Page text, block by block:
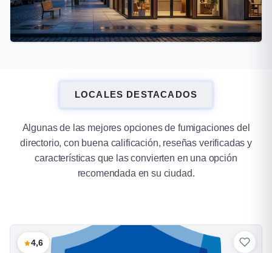
Lomas de Zamora
16 fumigaciones
LOCALES DESTACADOS
Algunas de las mejores opciones de fumigaciones del
directorio, con buena calificación, reseñas verificadas y
características que las convierten en una opción
recomendada en su ciudad.
4,6